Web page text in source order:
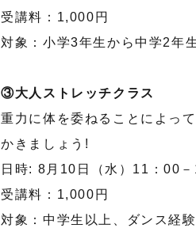
受講料：1,000円
対象：小学3年生から中学2年
③大人ストレッチクラス
重力に体を委ねることによっ
かきましょう!
日時: 8月10日（水）11：00
受講料：1,000円
対象：中学生以上、ダンス経